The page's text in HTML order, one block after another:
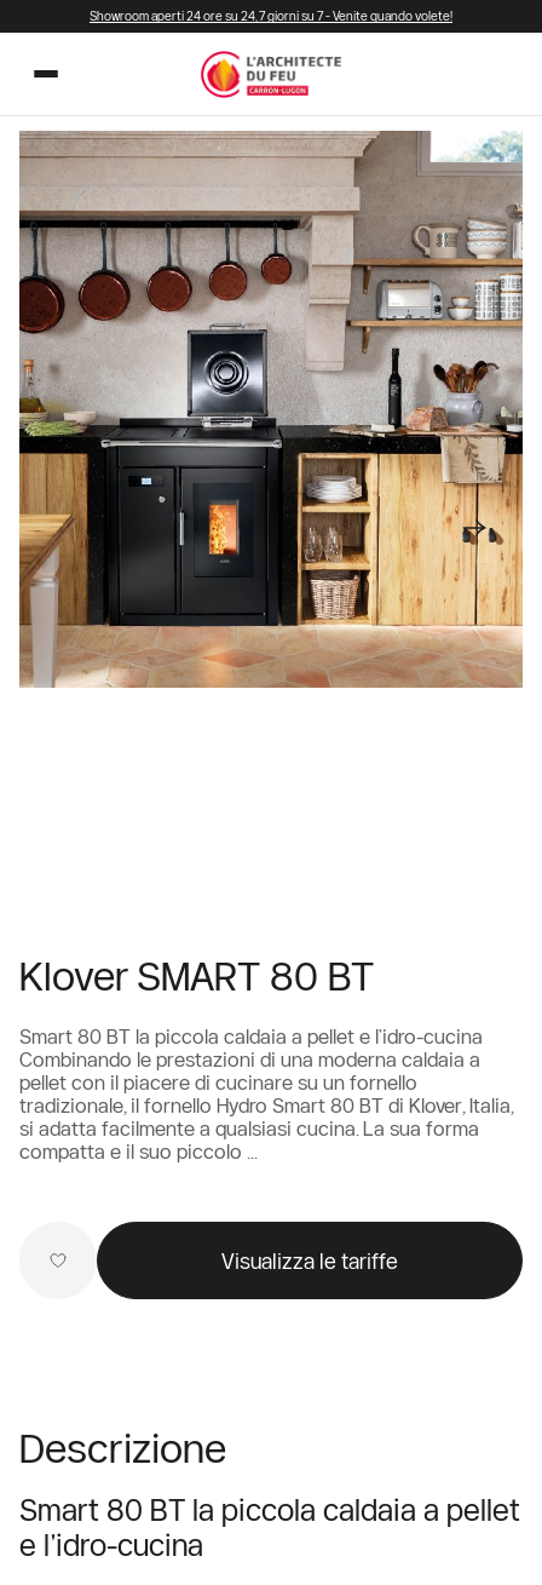
Showroom aperti 24 ore su 24, 7 giorni su 7 - Venite quando volete!
Klover SMART 80 BT
Smart 80 BT la piccola caldaia a pellet e l'idro-cucina
Combinando le prestazioni di una moderna caldaia a
pellet con il piacere di cucinare su un fornello
tradizionale, il fornello Hydro Smart 80 BT di Klover, Italia,
si adatta facilmente a qualsiasi cucina. La sua forma
compatta e il suo piccolo ...
Visualizza le tariffe
Descrizione
Smart 80 BT la piccola caldaia a pellet
e l'idro-cucina